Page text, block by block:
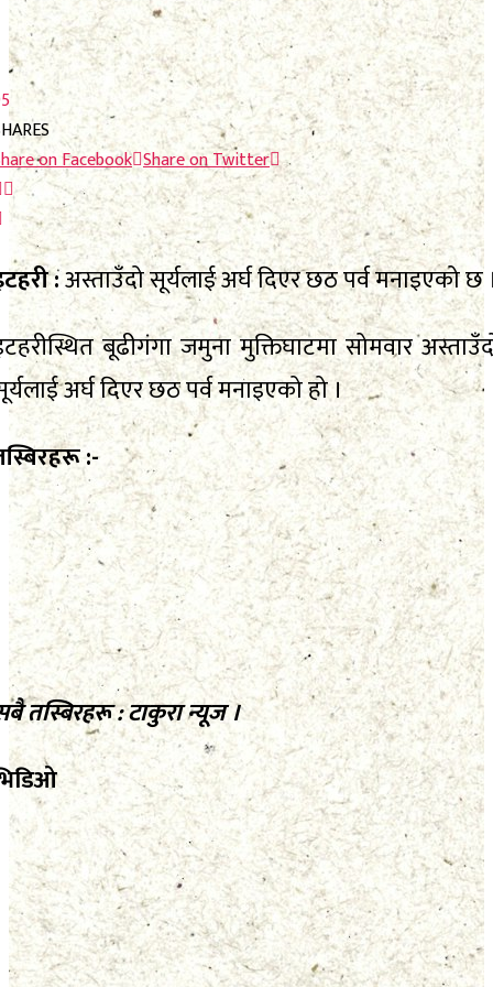
निर्वाचन
भिजिट नेपाल
सम्पादकीय
स्थानीय निर्वाचन
No Result
View All Result
निर्वाचन
भिजिट नेपाल
सम्पादकीय
स्थानीय निर्वाचन
No Result
View All Result
on Facebook Share on Twitter
:अस्ताउँदो सूर्यलाई अर्घ दिएर छठ पर्व मनाइएको छ
बूढीगंगा जमुना मुक्तिघाटमा सोमवार
अर्घ दिएर छठ पर्व मनाइएको हो ।
:-
तस्बिरहरू : टाकुरा न्यूज ।